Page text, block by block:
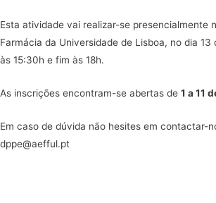
Esta atividade vai realizar-se presencialmente
Farmácia da Universidade de Lisboa, no dia
às 15:30h e fim às 18h.
As inscrições encontram-se abertas de 1 a 11
Em caso de dúvida não hesites em contactar-
dppe@aefful.pt